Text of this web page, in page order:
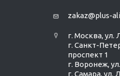
zakaz@plus-
г. Москва, ул.
г. Санкт-
проспект 1
г. Воронеж,
г. Самара, ул.